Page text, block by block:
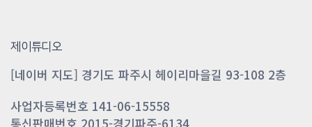
제이튜디오
[네이버 지도] 경기도 파주시 헤이리마을길 93-108 2층
사업자등록번호 141-06-15558
통신판매번호 2015-경기파주-6134